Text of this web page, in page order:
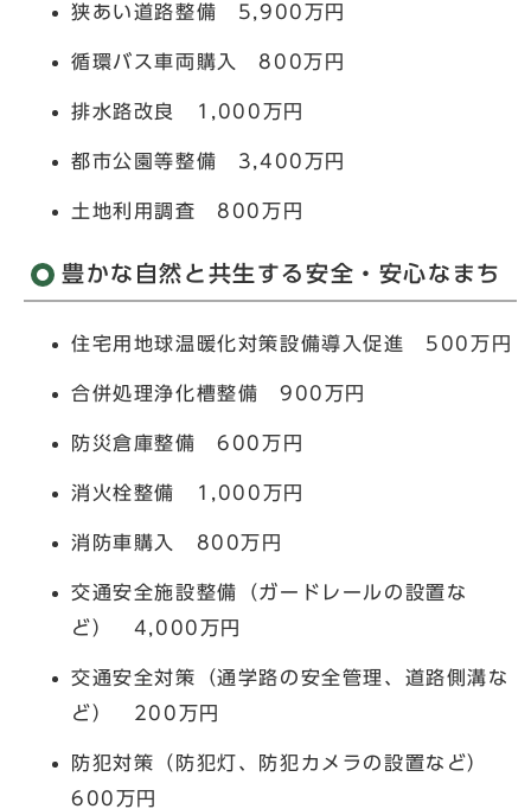
狭あい道路整備 5,900万円
循環バス車両購入 800万円
排水路改良 1,000万円
都市公園等整備 3,400万円
土地利用調査 800万円
豊かな自然と共生する安全・安心なまち
住宅用地球温暖化対策設備導入促進 500万円
合併処理浄化槽整備 900万円
防災倉庫整備 600万円
消火栓整備 1,000万円
消防車購入 800万円
交通安全施設整備（ガードレールの設置な
ど） 4,000万円
交通安全対策（通学路の安全管理、道路側溝な
ど） 200万円
防犯対策（防犯灯、防犯カメラの設置など）
600万円